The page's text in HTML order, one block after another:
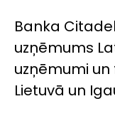
Banka
uzņēmums
uzņēmumi
Lietuvā un